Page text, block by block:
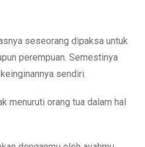
seseorang dipaksa untuk
perempuan. Semestinya
sendiri.
menuruti orang tua dalam hal